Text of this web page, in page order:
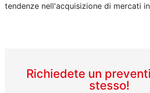
tendenze nell'acquisizione di mercati
Richiedete un
stesso!